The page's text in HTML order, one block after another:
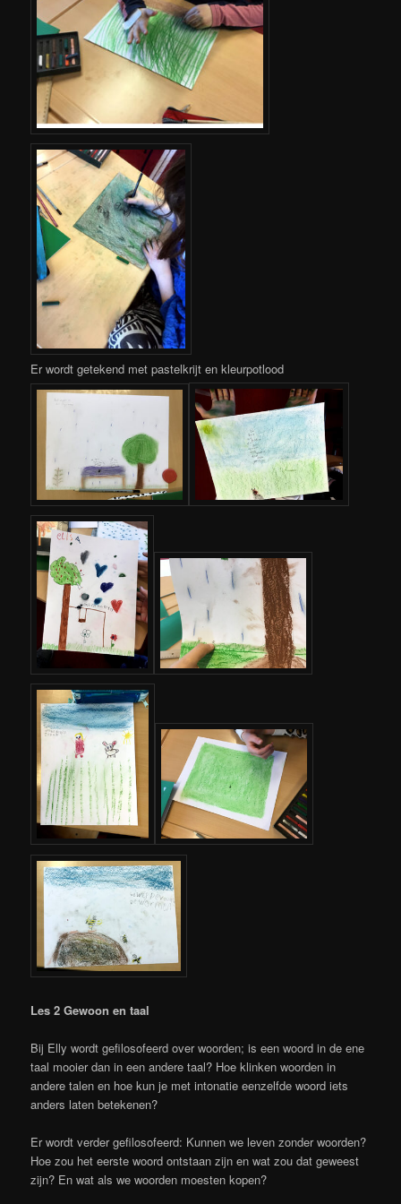
Er wordt getekend met pastelkrijt en kleurpotlood
Les 2 Gewoon en taal
Bij Elly wordt gefilosofeerd over woorden; is een woord in de ene
taal mooier dan in een andere taal? Hoe klinken woorden in
andere talen en hoe kun je met intonatie eenzelfde woord iets
anders laten betekenen?
Er wordt verder gefilosofeerd: Kunnen we leven zonder woorden?
Hoe zou het eerste woord ontstaan zijn en wat zou dat geweest
zijn? En wat als we woorden moesten kopen?